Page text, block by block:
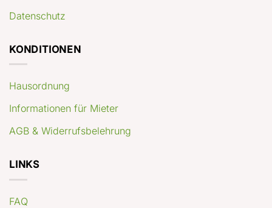
Datenschutz
KONDITIONEN
Hausordnung
Informationen für Mieter
AGB & Widerrufsbelehrung
LINKS
FAQ